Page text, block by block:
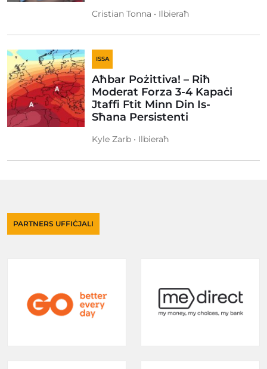
Cristian Tonna • Ilbieraħ
ISSA
Aħbar Pożittiva! – Riħ
Moderat Forza 3-4 Kapaċi
Jtaffi Ftit Minn Din Is-
Sħana Persistenti
Kyle Zarb • Ilbieraħ
PARTNERS UFFIĊJALI